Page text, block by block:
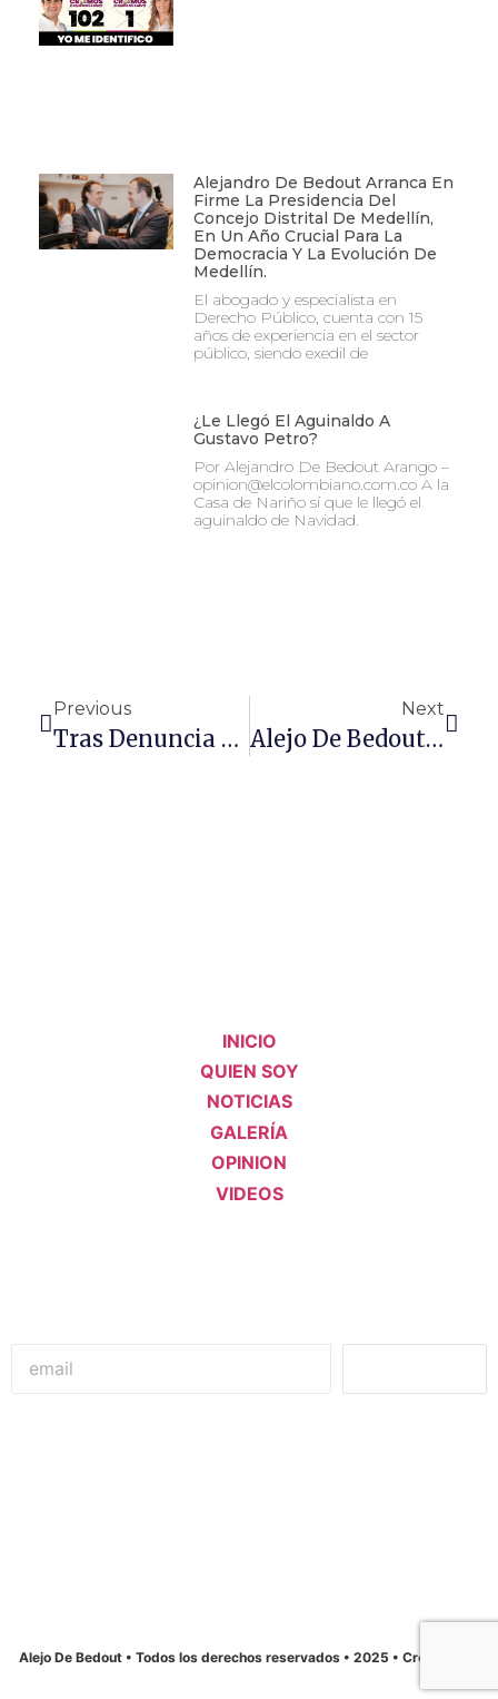
Alejandro De Bedout Arranca En
Firme La Presidencia Del
Concejo Distrital De Medellín,
En Un Año Crucial Para La
Democracia Y La Evolución De
Medellín.
El abogado y especialista en
Derecho Público, cuenta con 15
años de experiencia en el sector
público, siendo exedil de
¿Le Llegó El Aguinaldo A
Gustavo Petro?
Por Alejandro De Bedout Arango –
opinion@elcolombiano.com.co A la
Casa de Nariño sí que le llegó el
aguinaldo de Navidad.
Previous
Tras Denuncia Del Concejal Alejandro De Bedout, EPM Finaliza Vínculo Contractual Con Maria Camila Villamizar.
Next
Alejo De Bedout Propone Temas De Ciudad Para Hacerle Seguimiento Desde Las Comisiones Accidentales.
INICIO
QUIEN SOY
NOTICIAS
GALERÍA
OPINION
VIDEOS
Alejo De Bedout • Todos los derechos reservados • 2025 • Creado por: